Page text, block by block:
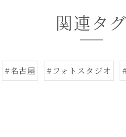
関連タグ
#名古屋 #フォトスタジオ